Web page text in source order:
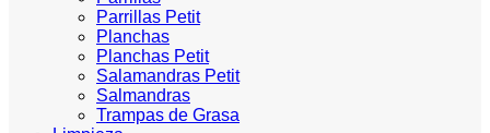
Parrillas Petit
Planchas
Planchas Petit
Salamandras Petit
Salmandras
Trampas de Grasa